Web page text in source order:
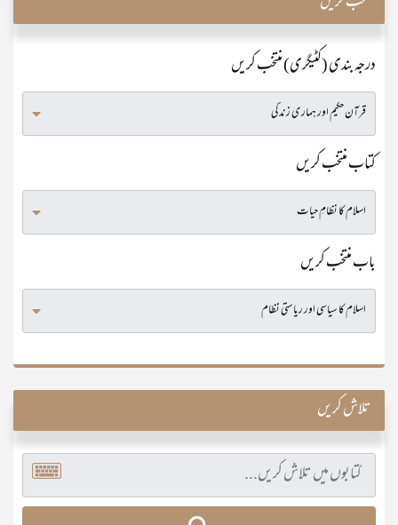
درجہ بندی (کٹیگری) منتخب کریں
کتاب منتخب کریں
باب منتخب کریں
تلاش کریں